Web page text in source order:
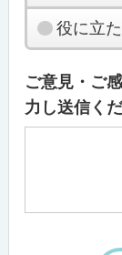
役に立
ご意見・ご
力し送信くだ